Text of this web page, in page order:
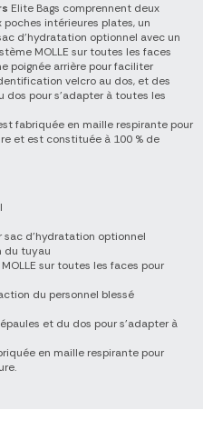
Elite Bags comprennent deux
intérieures plates, un
d'hydratation optionnel avec un
MOLLE sur toutes les faces
poignée arrière pour faciliter
velcro au dos, et des
dos pour s'adapter à toutes les
fabriquée en maille respirante pour
et est constituée à 100 % de
d’hydratation optionnel
du tuyau
sur toutes les faces pour
du personnel blessé
et du dos pour s’adapter à
en maille respirante pour